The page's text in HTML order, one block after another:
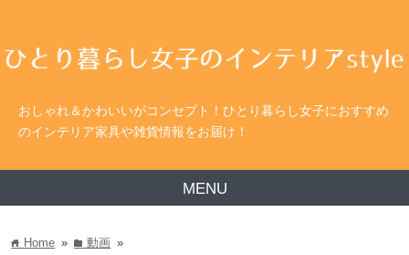
おしゃれ＆かわいいがコンセプト！ひとり暮らし女子におすすめ
のインテリア家具や雑貨情報をお届け！
MENU
home Home » folder動画 »